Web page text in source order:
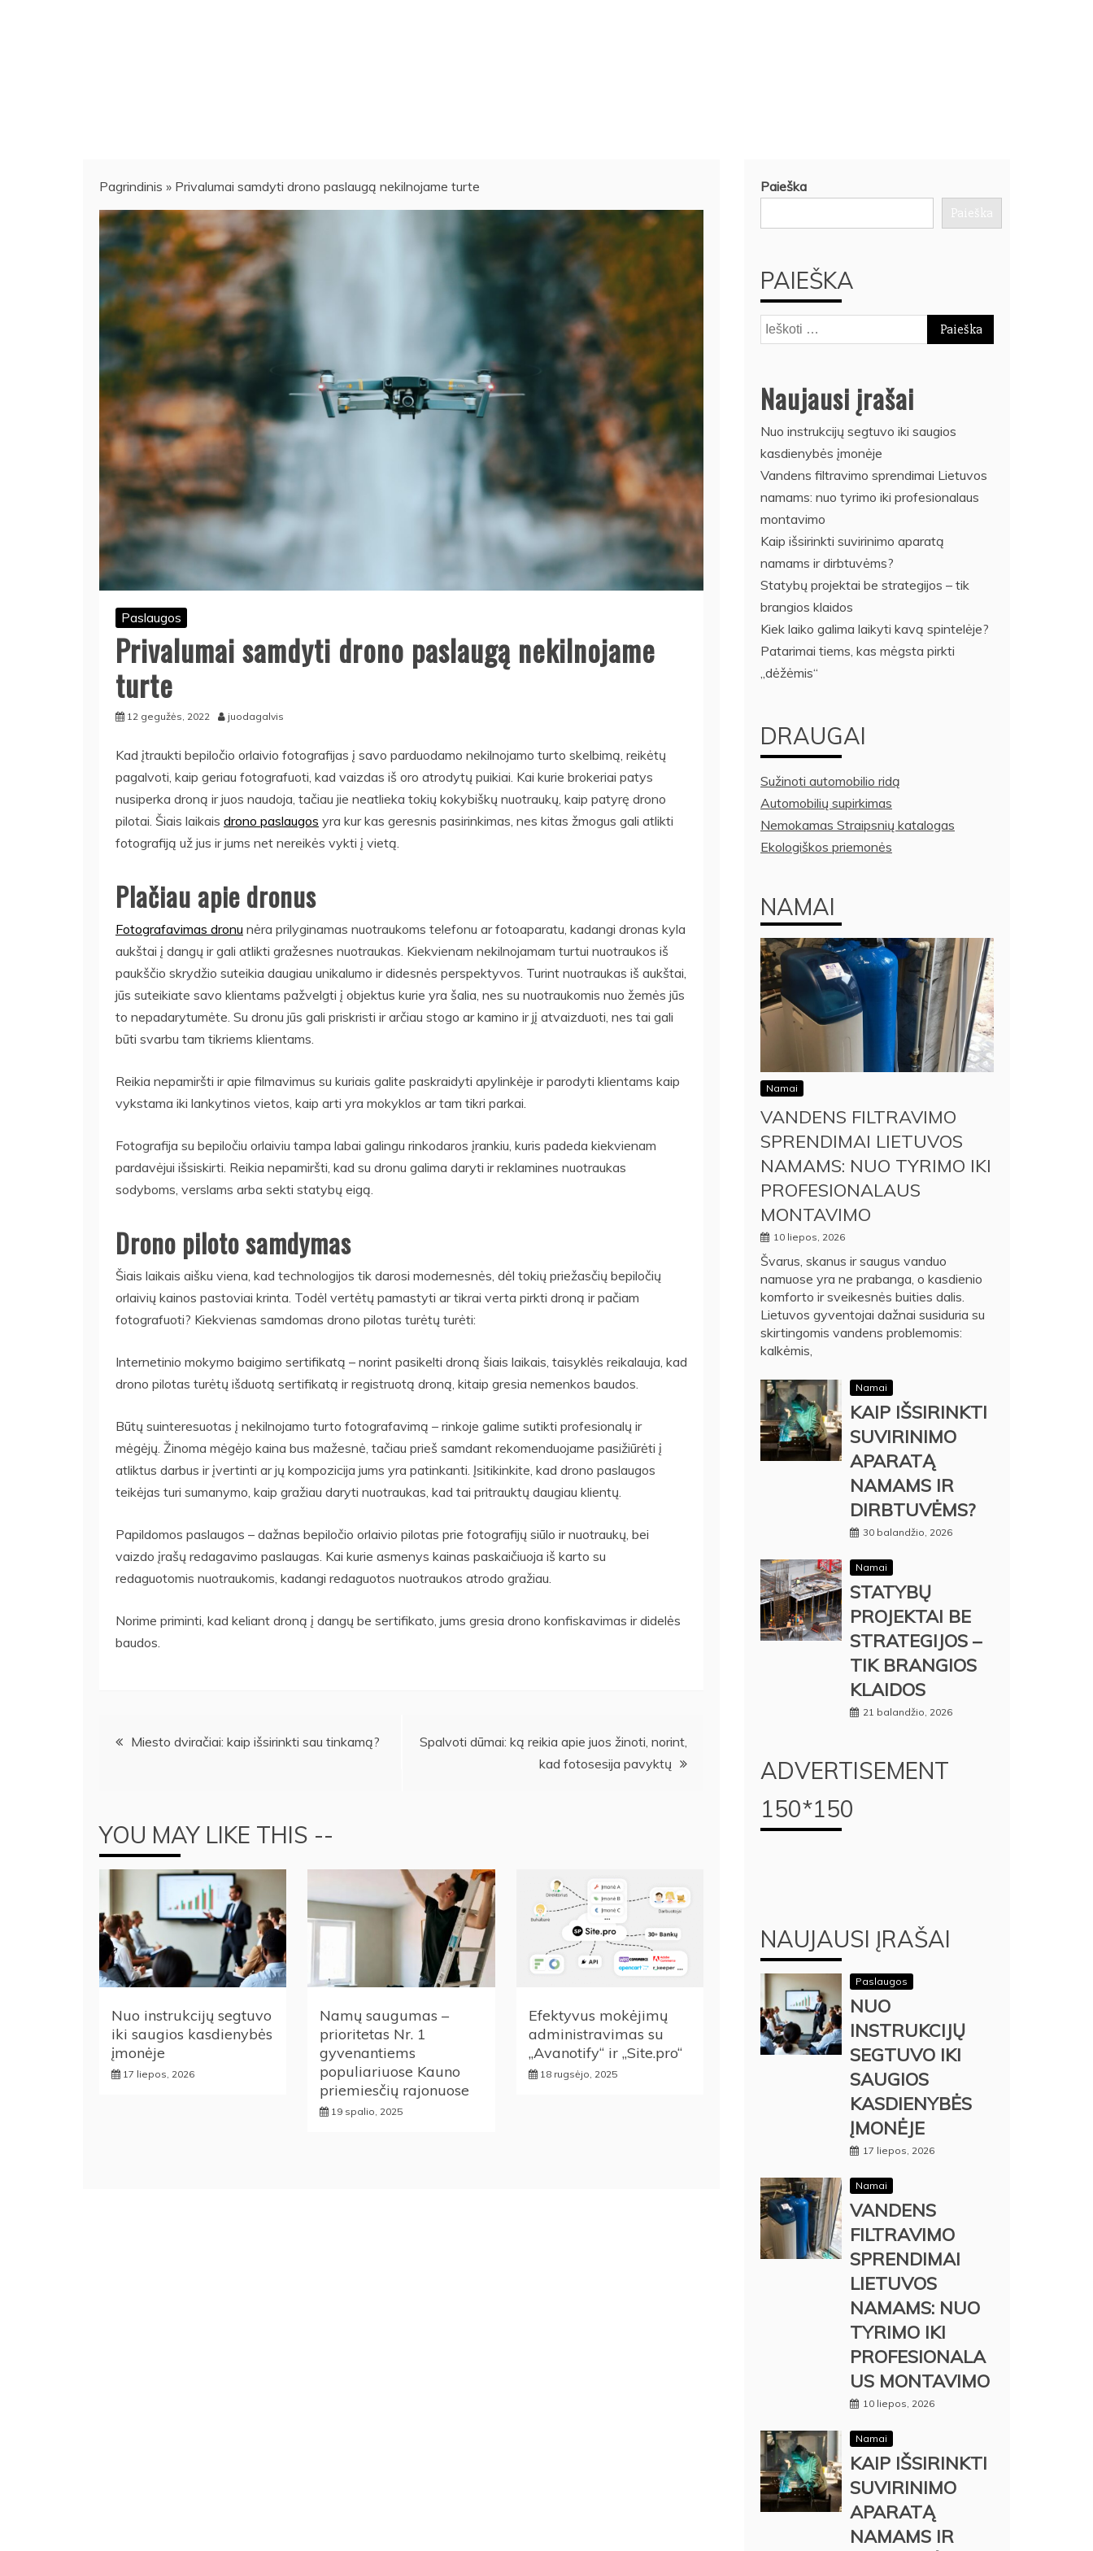
Pagrindinis » Privalumai samdyti drono paslaugą nekilnojame turte
Paslaugos
Privalumai samdyti drono paslaugą nekilnojame
turte
12 gegužės, 2022 juodagalvis
Kad įtraukti bepiločio orlaivio fotografijas į savo parduodamo nekilnojamo turto skelbimą, reikėtų
pagalvoti, kaip geriau fotografuoti, kad vaizdas iš oro atrodytų puikiai. Kai kurie brokeriai patys
nusiperka droną ir juos naudoja, tačiau jie neatlieka tokių kokybiškų nuotraukų, kaip patyrę drono
pilotai. Šiais laikais drono paslaugos yra kur kas geresnis pasirinkimas, nes kitas žmogus gali atlikti
fotografiją už jus ir jums net nereikės vykti į vietą.
Plačiau apie dronus
Fotografavimas dronu nėra prilyginamas nuotraukoms telefonu ar fotoaparatu, kadangi dronas kyla
aukštai į dangų ir gali atlikti gražesnes nuotraukas. Kiekvienam nekilnojamam turtui nuotraukos iš
paukščio skrydžio suteikia daugiau unikalumo ir didesnės perspektyvos. Turint nuotraukas iš aukštai,
jūs suteikiate savo klientams pažvelgti į objektus kurie yra šalia, nes su nuotraukomis nuo žemės jūs
to nepadarytumėte. Su dronu jūs gali priskristi ir arčiau stogo ar kamino ir jį atvaizduoti, nes tai gali
būti svarbu tam tikriems klientams.
Reikia nepamiršti ir apie filmavimus su kuriais galite paskraidyti apylinkėje ir parodyti klientams kaip
vykstama iki lankytinos vietos, kaip arti yra mokyklos ar tam tikri parkai.
Fotografija su bepiločiu orlaiviu tampa labai galingu rinkodaros įrankiu, kuris padeda kiekvienam
pardavėjui išsiskirti. Reikia nepamiršti, kad su dronu galima daryti ir reklamines nuotraukas
sodyboms, verslams arba sekti statybų eigą.
Drono piloto samdymas
Šiais laikais aišku viena, kad technologijos tik darosi modernesnės, dėl tokių priežasčių bepiločių
orlaivių kainos pastoviai krinta. Todėl vertėtų pamastyti ar tikrai verta pirkti droną ir pačiam
fotografuoti? Kiekvienas samdomas drono pilotas turėtų turėti:
Internetinio mokymo baigimo sertifikatą – norint pasikelti droną šiais laikais, taisyklės reikalauja, kad
drono pilotas turėtų išduotą sertifikatą ir registruotą droną, kitaip gresia nemenkos baudos.
Būtų suinteresuotas į nekilnojamo turto fotografavimą – rinkoje galime sutikti profesionalų ir
mėgėjų. Žinoma mėgėjo kaina bus mažesnė, tačiau prieš samdant rekomenduojame pasižiūrėti į
atliktus darbus ir įvertinti ar jų kompozicija jums yra patinkanti. Įsitikinkite, kad drono paslaugos
teikėjas turi sumanymo, kaip gražiau daryti nuotraukas, kad tai pritrauktų daugiau klientų.
Papildomos paslaugos – dažnas bepiločio orlaivio pilotas prie fotografijų siūlo ir nuotraukų, bei
vaizdo įrašų redagavimo paslaugas. Kai kurie asmenys kainas paskaičiuoja iš karto su
redaguotomis nuotraukomis, kadangi redaguotos nuotraukos atrodo gražiau.
Norime priminti, kad keliant droną į dangų be sertifikato, jums gresia drono konfiskavimas ir didelės
baudos.
Navigacija
įrašų
Miesto dviračiai: kaip išsirinkti sau tinkamą?
Spalvoti dūmai: ką reikia apie juos žinoti, norint,
kad fotosesija pavyktų
YOU MAY LIKE THIS --
Nuo instrukcijų segtuvo
iki saugios kasdienybės
įmonėje
17 liepos, 2026
Namų saugumas –
prioritetas Nr. 1
gyvenantiems
populiariuose Kauno
priemiesčių rajonuose
19 spalio, 2025
Efektyvus mokėjimų
administravimas su
„Avanotify“ ir „Site.pro“
18 rugsėjo, 2025
Paieška
Paieška
PAIEŠKA
Ieškoti:
Naujausi įrašai
Nuo instrukcijų segtuvo iki saugios
kasdienybės įmonėje
Vandens filtravimo sprendimai Lietuvos
namams: nuo tyrimo iki profesionalaus
montavimo
Kaip išsirinkti suvirinimo aparatą
namams ir dirbtuvėms?
Statybų projektai be strategijos – tik
brangios klaidos
Kiek laiko galima laikyti kavą spintelėje?
Patarimai tiems, kas mėgsta pirkti
„dėžėmis“
DRAUGAI
Sužinoti automobilio ridą
Automobilių supirkimas
Nemokamas Straipsnių katalogas
Ekologiškos priemonės
NAMAI
Namai
VANDENS FILTRAVIMO
SPRENDIMAI LIETUVOS
NAMAMS: NUO TYRIMO IKI
PROFESIONALAUS
MONTAVIMO
10 liepos, 2026
Švarus, skanus ir saugus vanduo
namuose yra ne prabanga, o kasdienio
komforto ir sveikesnės buities dalis.
Lietuvos gyventojai dažnai susiduria su
skirtingomis vandens problemomis:
kalkėmis,
Namai
KAIP IŠSIRINKTI
SUVIRINIMO
APARATĄ
NAMAMS IR
DIRBTUVĖMS?
30 balandžio, 2026
Namai
STATYBŲ
PROJEKTAI BE
STRATEGIJOS –
TIK BRANGIOS
KLAIDOS
21 balandžio, 2026
ADVERTISEMENT
150*150
NAUJAUSI ĮRAŠAI
Paslaugos
NUO
INSTRUKCIJŲ
SEGTUVO IKI
SAUGIOS
KASDIENYBĖS
ĮMONĖJE
17 liepos, 2026
Namai
VANDENS
FILTRAVIMO
SPRENDIMAI
LIETUVOS
NAMAMS: NUO
TYRIMO IKI
PROFESIONALA
US MONTAVIMO
10 liepos, 2026
Namai
KAIP IŠSIRINKTI
SUVIRINIMO
APARATĄ
NAMAMS IR